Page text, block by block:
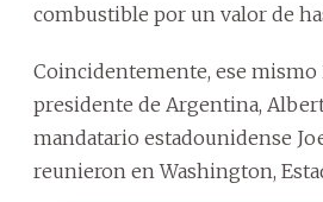
combustible por un valor de
Coincidentemente, ese mismo
presidente de Argentina,
mandatario estadounidense
reunieron en Washington,